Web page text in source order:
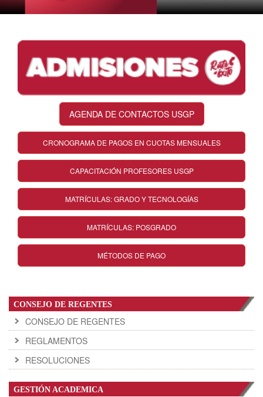
AGENDA DE CONTACTOS USGP
CRONOGRAMA DE PAGOS EN CUOTAS MENSUALES
CAPACITACIÓN PROFESORES USGP
MATRÍCULAS: GRADO Y TECNOLOGÍAS
MATRÍCULAS: POSGRADO
MÉTODOS DE PAGO
CONSEJO DE REGENTES
CONSEJO DE REGENTES
REGLAMENTOS
RESOLUCIONES
GESTIÓN ACADEMICA